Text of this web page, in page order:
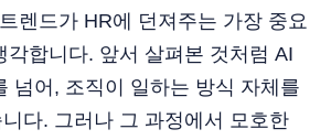
렌드가 HR에 던져주는 가장 중요
각합니다. 앞서 살펴본 것처럼 AI
넘어, 조직이 일하는 방식 자체를
다. 그러나 그 과정에서 모호한